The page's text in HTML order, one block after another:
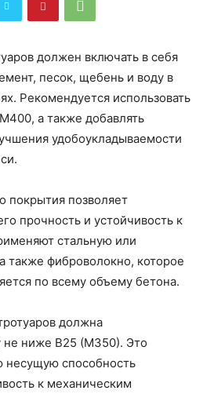
должен включать в себя
песок, щебень и воду в
Рекомендуется использовать
а также добавлять
удобоукладываемости
покрытия позволяет
прочность и устойчивость к
стальную или
также фиброволокно, которое
по всему объему бетона.
должна
не ниже В25 (М350). Это
несущую способность
к механическим